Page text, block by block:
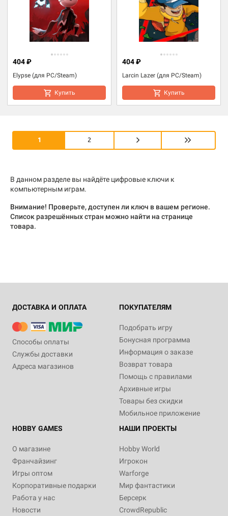
Elypse (для PC/Steam)
404 ₽
Купить
Larcin Lazer (для PC/Steam)
404 ₽
Купить
1 2
В данном разделе вы найдёте цифровые ключи к
компьютерным играм.
Внимание! Проверьте, доступен ли ключ в вашем регионе.
Список разрешённых стран можно найти на странице
товара.
ДОСТАВКА И ОПЛАТА
Способы оплаты
Службы доставки
Адреса магазинов
ПОКУПАТЕЛЯМ
Подобрать игру
Бонусная программа
Информация о заказе
Возврат товара
Помощь с правилами
Архивные игры
Товары без скидки
Мобильное приложение
HOBBY GAMES
О магазине
Франчайзинг
Игры оптом
Корпоративные подарки
Работа у нас
Новости
НАШИ ПРОЕКТЫ
Hobby World
Игрокон
Warforge
Мир фантастики
Берсерк
CrowdRepublic